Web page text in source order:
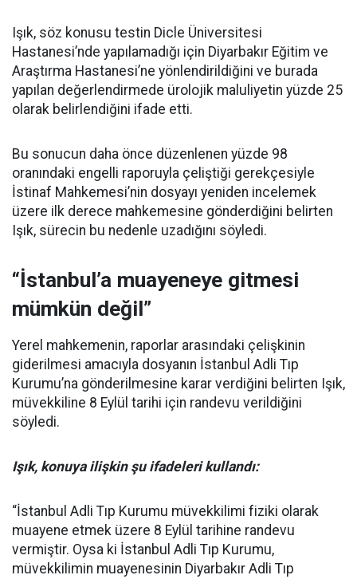
Işık, söz konusu testin Dicle Üniversitesi
Hastanesi’nde yapılamadığı için Diyarbakır Eğitim ve
Araştırma Hastanesi’ne yönlendirildiğini ve burada
yapılan değerlendirmede ürolojik maluliyetin yüzde 25
olarak belirlendiğini ifade etti.
Bu sonucun daha önce düzenlenen yüzde 98
oranındaki engelli raporuyla çeliştiği gerekçesiyle
İstinaf Mahkemesi’nin dosyayı yeniden incelemek
üzere ilk derece mahkemesine gönderdiğini belirten
Işık, sürecin bu nedenle uzadığını söyledi.
“İstanbul’a muayeneye gitmesi
mümkün değil”
Yerel mahkemenin, raporlar arasındaki çelişkinin
giderilmesi amacıyla dosyanın İstanbul Adli Tıp
Kurumu’na gönderilmesine karar verdiğini belirten Işık,
müvekkiline 8 Eylül tarihi için randevu verildiğini
söyledi.
Işık, konuya ilişkin şu ifadeleri kullandı:
“İstanbul Adli Tıp Kurumu müvekkilimi fiziki olarak
muayene etmek üzere 8 Eylül tarihine randevu
vermiştir. Oysa ki İstanbul Adli Tıp Kurumu,
müvekkilimin muayenesinin Diyarbakır Adli Tıp